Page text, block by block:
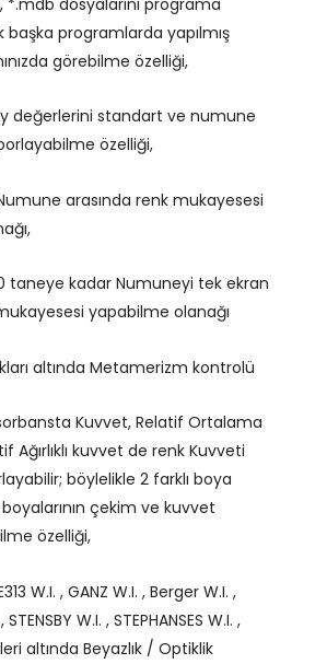
programlarda yapılmış
görebilme özelliği,
değerlerini standart ve numune
özelliği,
arasında renk mukayesesi
taneye kadar Numuneyi tek ekran
yapabilme olanağı
altında Metamerizm kontrolü
Kuvvet, Relatif Ortalama
Ağırlıklı kuvvet de renk Kuvveti
böylelikle 2 farklı boya
boyalarının çekim ve kuvvet
özelliği,
W.I. , GANZ W.I. , Berger W.I. ,
STENSBY W.I. , STEPHANSES W.I. ,
altında Beyazlık / Optiklik